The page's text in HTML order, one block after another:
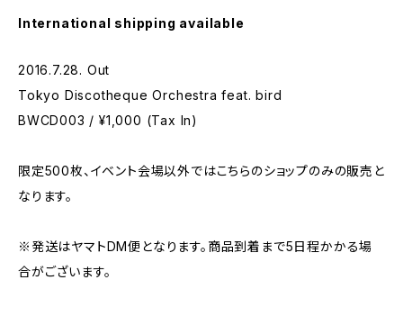
International shipping available
2016.7.28. Out
Tokyo Discotheque Orchestra feat. bird
BWCD003 / ¥1,000 (Tax In)
限定500枚、イベント会場以外ではこちらのショップのみの販売と
なります。
※発送はヤマトDM便となります。商品到着まで5日程かかる場
合がございます。